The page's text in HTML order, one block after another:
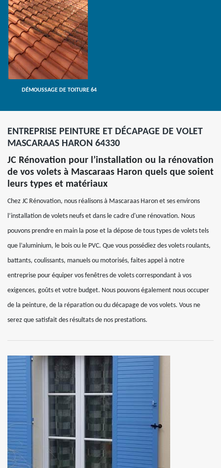
DÉMOUSSAGE DE TOITURE 64
ENTREPRISE PEINTURE ET DÉCAPAGE DE VOLET
MASCARAAS HARON 64330
JC Rénovation pour l’installation ou la rénovation
de vos volets à Mascaraas Haron quels que soient
leurs types et matériaux
Chez JC Rénovation, nous réalisons à Mascaraas Haron et ses environs
l’installation de volets neufs et dans le cadre d'une rénovation. Nous
pouvons prendre en main la pose et la dépose de tous types de volets tels
que l’aluminium, le bois ou le PVC. Que vous possédiez des volets roulants,
battants, coulissants, manuels ou motorisés, faites appel à notre
entreprise pour équiper vos fenêtres de volets correspondant à vos
exigences, goûts et votre budget. Nous pouvons également nous occuper
de la peinture, de la réparation ou du décapage de vos volets. Vous ne
serez que satisfait des résultats de nos prestations.